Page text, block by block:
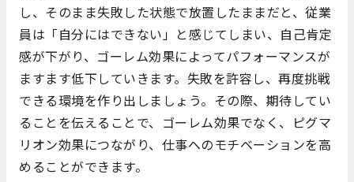
し、そのまま失敗した状態で放置したままだと、従業
員は「自分にはできない」と感じてしまい、自己肯定
感が下がり、ゴーレム効果によってパフォーマンスが
ますます低下していきます。失敗を許容し、再度挑戦
できる環境を作り出しましょう。その際、期待してい
ることを伝えることで、ゴーレム効果でなく、ピグマ
リオン効果につながり、仕事へのモチベーションを高
めることができます。